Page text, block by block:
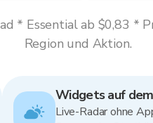
* Essential ab $0,83 *
Region und Aktion.
Widgets auf
Live-Radar ohne